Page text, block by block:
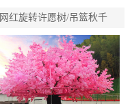
网红旋转许愿树/吊篮秋千